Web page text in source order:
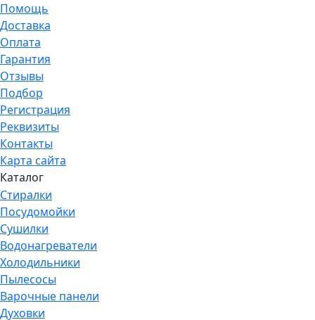
Помощь
Доставка
Оплата
Гарантия
Отзывы
Подбор
Регистрация
Реквизиты
Контакты
Карта сайта
Каталог
Стиралки
Посудомойки
Сушилки
Водонагреватели
Холодильники
Пылесосы
Варочные панели
Духовки